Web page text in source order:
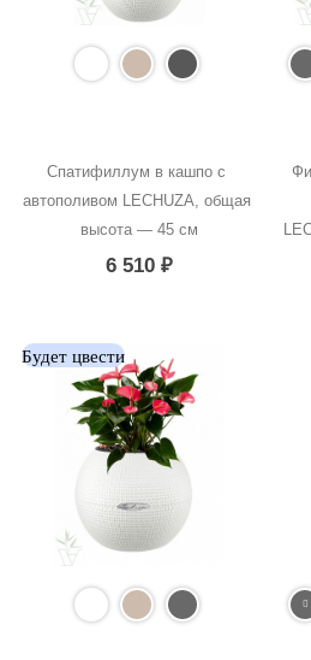
Спатифиллум в кашпо с
автополивом LECHUZA, общая
высота — 45 см
6 510 ₽
Будет цвести